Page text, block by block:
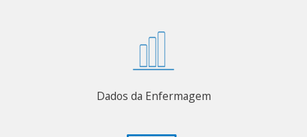
Dados da Enfermagem